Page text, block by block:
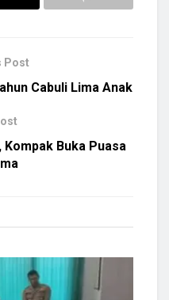
Post
Cabuli Lima Anak
Buka Puasa